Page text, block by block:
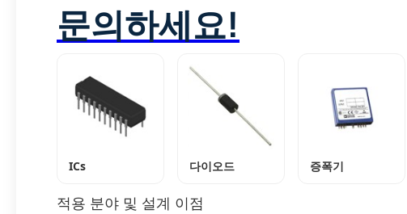
문의하세요!
ICs 다이오드 증폭기
적용 분야 및 설계 이점